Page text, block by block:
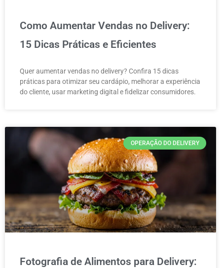
Como Aumentar Vendas no Delivery:
15 Dicas Práticas e Eficientes
Quer aumentar vendas no delivery? Confira 15 dicas
práticas para otimizar seu cardápio, melhorar a experiência
do cliente, usar marketing digital e fidelizar consumidores.
OPERAÇÃO DO DELIVERY
Fotografia de Alimentos para Delivery: